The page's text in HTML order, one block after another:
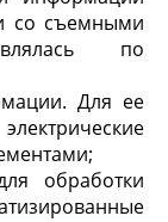
со съемными
по
Для ее
обработки